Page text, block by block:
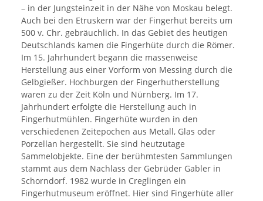
– in der Jungsteinzeit in der Nähe von Moskau belegt.
Auch bei den Etruskern war der Fingerhut bereits um
500 v. Chr. gebräuchlich. In das Gebiet des heutigen
Deutschlands kamen die Fingerhüte durch die Römer.
Im 15. Jahrhundert begann die massenweise
Herstellung aus einer Vorform von Messing durch die
Gelbgießer. Hochburgen der Fingerhutherstellung
waren zu der Zeit Köln und Nürnberg. Im 17.
Jahrhundert erfolgte die Herstellung auch in
Fingerhutmühlen. Fingerhüte wurden in den
verschiedenen Zeitepochen aus Metall, Glas oder
Porzellan hergestellt. Sie sind heutzutage
Sammelobjekte. Eine der berühmtesten Sammlungen
stammt aus dem Nachlass der Gebrüder Gabler in
Schorndorf. 1982 wurde in Creglingen ein
Fingerhutmuseum eröffnet. Hier sind Fingerhüte aller